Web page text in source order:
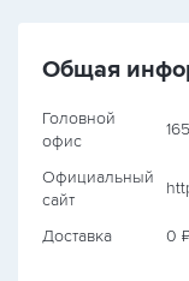
Общая
Головной
офис
Официальный
сайт
Доставка 0